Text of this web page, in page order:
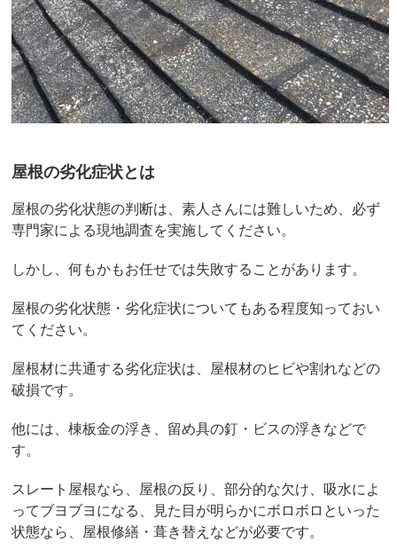
屋根の劣化症状とは
屋根の劣化状態の判断は、素人さんには難しいため、必ず
専門家による現地調査を実施してください。
しかし、何もかもお任せでは失敗することがあります。
屋根の劣化状態・劣化症状についてもある程度知っておい
てください。
屋根材に共通する劣化症状は、屋根材のヒビや割れなどの
破損です。
他には、棟板金の浮き、留め具の釘・ビスの浮きなどで
す。
スレート屋根なら、屋根の反り、部分的な欠け、吸水によ
ってブヨブヨになる、見た目が明らかにボロボロといった
状態なら、屋根修繕・葺き替えなどが必要です。